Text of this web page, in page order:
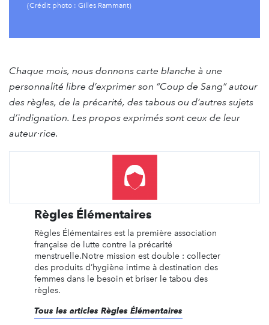
(Crédit photo : Gilles Rammant)
Chaque mois, nous donnons carte blanche à une
personnalité libre d’exprimer son “Coup de Sang” autour
des règles, de la précarité, des tabous ou d’autres sujets
d’indignation. Les propos exprimés sont ceux de leur
auteur·rice.
Règles Élémentaires
Règles Élémentaires est la première association
française de lutte contre la précarité
menstruelle.Notre mission est double : collecter
des produits d’hygiène intime à destination des
femmes dans le besoin et briser le tabou des
règles.
Tous les articles Règles Élémentaires